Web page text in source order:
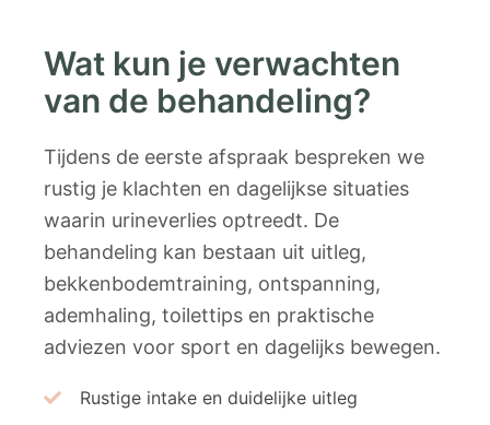
Wat kun je verwachten
van de behandeling?
Tijdens de eerste afspraak bespreken we
rustig je klachten en dagelijkse situaties
waarin urineverlies optreedt. De
behandeling kan bestaan uit uitleg,
bekkenbodemtraining, ontspanning,
ademhaling, toilettips en praktische
adviezen voor sport en dagelijks bewegen.
Rustige intake en duidelijke uitleg